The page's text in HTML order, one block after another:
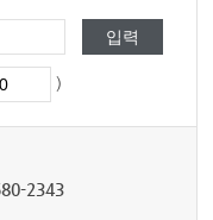
)
2343